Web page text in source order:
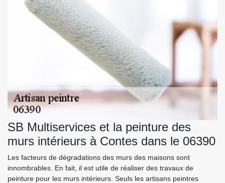
SB Multiservices et la peinture des
murs intérieurs à Contes dans le 06390
Les facteurs de dégradations des murs des maisons sont
innombrables. En fait, il est utile de réaliser des travaux de
peinture pour les murs intérieurs. Seuls les artisans peintres